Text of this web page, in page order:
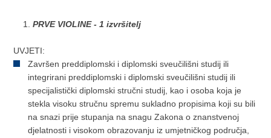
PRVE VIOLINE - 1 izvršitelj
UVJETI:
Završen preddiplomski i diplomski sveučilišni studij ili
integrirani preddiplomski i diplomski sveučilišni studij ili
specijalistički diplomski stručni studij, kao i osoba koja je
stekla visoku stručnu spremu sukladno propisima koji su bili
na snazi prije stupanja na snagu Zakona o znanstvenoj
djelatnosti i visokom obrazovanju iz umjetničkog područja,